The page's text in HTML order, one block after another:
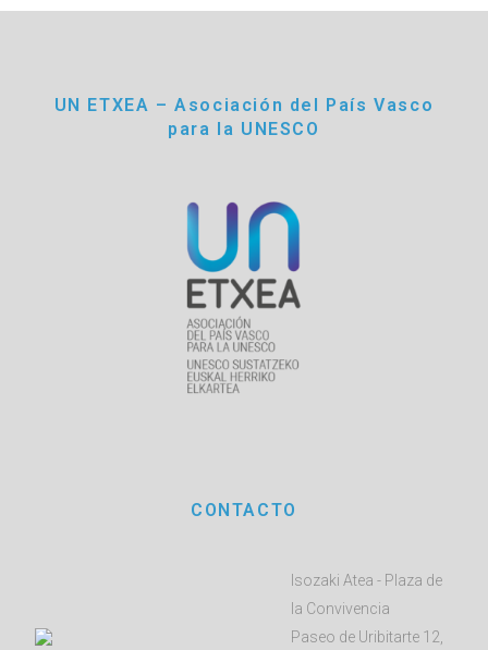
UN ETXEA – Asociación del País Vasco
para la UNESCO
CONTACTO
Isozaki Atea - Plaza de
la Convivencia
Paseo de Uribitarte 12,